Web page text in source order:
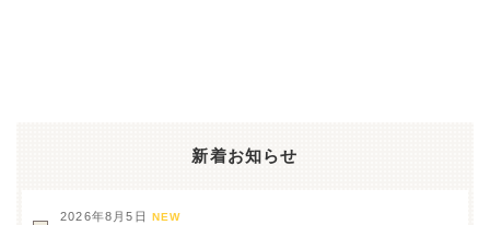
新着お知らせ
2026年8月5日 NEW